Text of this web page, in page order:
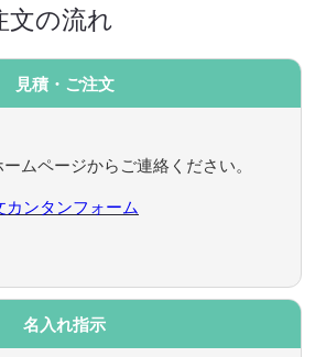
文の流れ
見積・ご注文
ムページからご連絡ください。
カンタンフォーム
名入れ指示